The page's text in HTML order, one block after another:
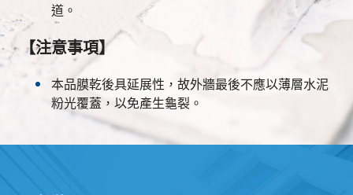
道。
【注意事項】
本品膜乾後具延展性，故外牆最後不應以薄層水泥
粉光覆蓋，以免產生龜裂。